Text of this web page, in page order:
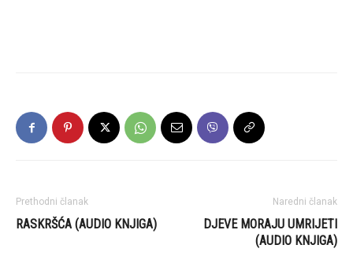
Prethodni članak
RASKRŠĆA (AUDIO KNJIGA)
Naredni članak
DJEVE MORAJU UMRIJETI
(AUDIO KNJIGA)